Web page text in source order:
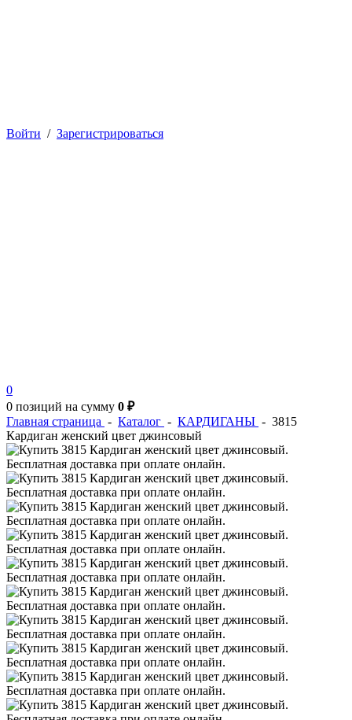
Войти / Зарегистрироваться
0
0 позиций на сумму 0 ₽
Главная страница - Каталог - КАРДИГАНЫ - 3815
Кардиган женский цвет джинсовый